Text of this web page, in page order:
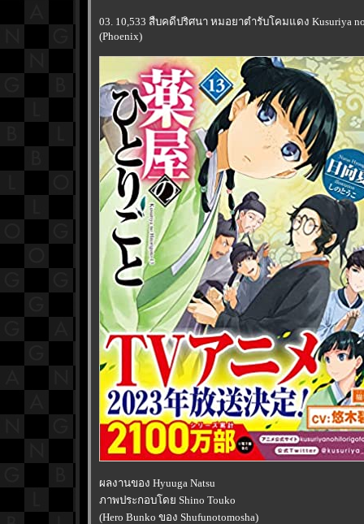
03. 10,533 สืบคดีปริศนา หมอยาตำรับโคมแดง Kusuriya
(Phoenix)
ผลงานของ Hyuuga Natsu
ภาพประกอบโดย Shino Touko
(Hero Bunko ของ Shufunotomosha)